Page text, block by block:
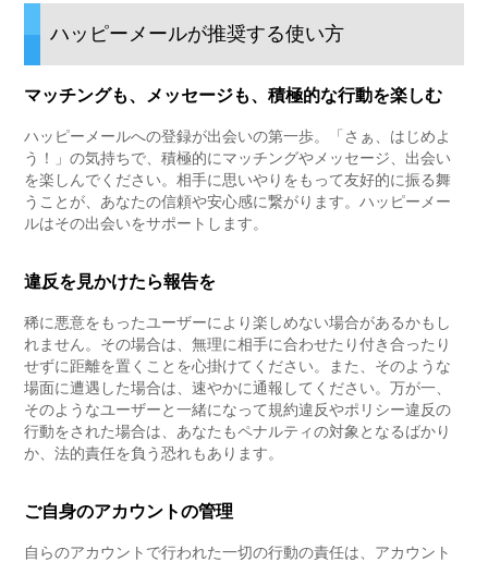
ハッピーメールが推奨する使い方
マッチングも、メッセージも、積極的な行動を楽しむ
ハッピーメールへの登録が出会いの第一歩。「さぁ、はじめよ
う！」の気持ちで、積極的にマッチングやメッセージ、出会い
を楽しんでください。相手に思いやりをもって友好的に振る舞
うことが、あなたの信頼や安心感に繋がります。ハッピーメー
ルはその出会いをサポートします。
違反を見かけたら報告を
稀に悪意をもったユーザーにより楽しめない場合があるかもし
れません。その場合は、無理に相手に合わせたり付き合ったり
せずに距離を置くことを心掛けてください。また、そのような
場面に遭遇した場合は、速やかに通報してください。万が一、
そのようなユーザーと一緒になって規約違反やポリシー違反の
行動をされた場合は、あなたもペナルティの対象となるばかり
か、法的責任を負う恐れもあります。
ご自身のアカウントの管理
自らのアカウントで行われた一切の行動の責任は、アカウント